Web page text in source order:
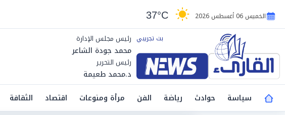
الخميس 06 أغسطس 2026 37°C
رئيس مجلس الإدارة
محمد جودة الشاعر
رئيس التحرير
د.محمد طعيمة
سياسة
حوادث رياضة الفن مرأة ومنوعات اقتصاد الثقافة